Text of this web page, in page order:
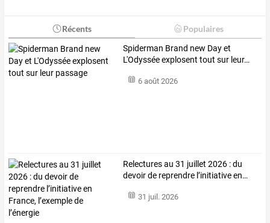
Récents Populaires
Spiderman Brand new Dayet
L'Odysséeexplosent tout sur leur…
6 août 2026
Relecturesau 31 juillet 2026 :du
devoirde reprendre l’initiativeen…
31 juil. 2026